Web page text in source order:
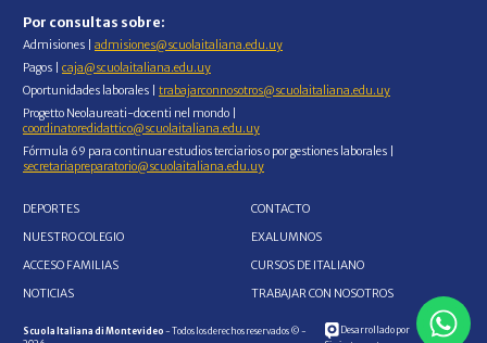
Por consultas sobre:
Admisiones | admisiones@scuolaitaliana.edu.uy
Pagos | caja@scuolaitaliana.edu.uy
Oportunidades laborales | trabajarconnosotros@scuolaitaliana.edu.uy
Progetto Neolaureati-docenti nel mondo |
coordinatoredidattico@scuolaitaliana.edu.uy
Fórmula 69 para continuar estudios terciarios o por gestiones laborales |
secretariapreparatorio@scuolaitaliana.edu.uy
DEPORTES
NUESTRO COLEGIO
ACCESO FAMILIAS
NOTICIAS
CONTACTO
EXALUMNOS
CURSOS DE ITALIANO
TRABAJAR CON NOSOTROS
Scuola Italiana di Montevideo - Todos los derechos reservados © -
Desarrollado por